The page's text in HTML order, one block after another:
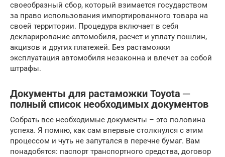
своеобразный сбор, который взимается государством
за право использования импортированного товара на
своей территории. Процедура включает в себя
декларирование автомобиля, расчет и уплату пошлин,
акцизов и других платежей. Без растаможки
эксплуатация автомобиля незаконна и влечет за собой
штрафы.
Документы для растаможки Toyota ─
полный список необходимых документов
Собрать все необходимые документы – это половина
успеха. Я помню, как сам впервые столкнулся с этим
процессом и чуть не запутался в перечне бумаг. Вам
понадобятся: паспорт транспортного средства, договор